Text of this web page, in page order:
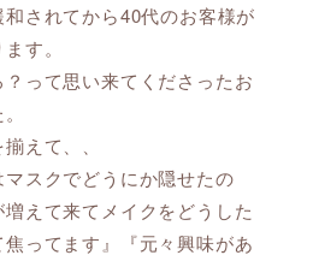
されてから40代のお客様が
す。
って思い来てくださったお
えて、、
マスクでどうにか隠せたの
えて来てメイクをどうした
ってます』『元々興味があ